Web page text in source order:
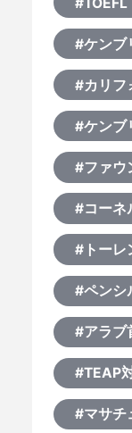
#ケンブ
#カリフ
#ケンブ
#ファウ
#コーネ
#トーレ
#ペンシ
#アラブ
#TEAP
#マサチ